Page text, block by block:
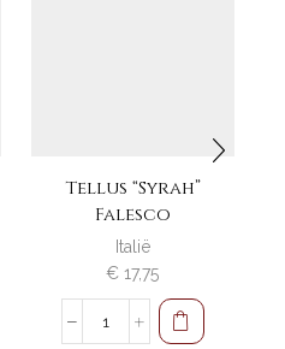
Tellus “Syrah”
Falesco
Italië
€ 17,75
Tellus